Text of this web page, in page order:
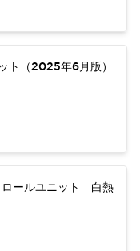
（2025年6月版）
ールユニット 白熱